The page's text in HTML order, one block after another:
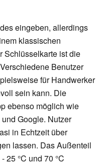
eingeben, allerdings
klassischen
Schlüsselkarte ist die
Benutzer
für Handwerker
sein kann. Die
ebenso möglich wie
Google. Nutzer
in Echtzeit über
lassen. Das Außenteil
25 °C und 70 °C